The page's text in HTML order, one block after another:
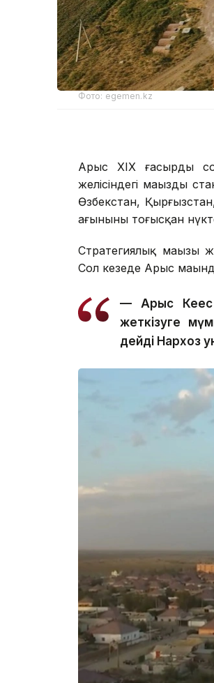
Фото: egemen.kz
Арыс XIX ғасырдың
желісіндегі маңызды
Өзбекстан,
ағынының тоғысқан
Стратегиялық маңызы
Сол кезеңде Арыс
— Арыс
жеткізуге
дейді Нархоз